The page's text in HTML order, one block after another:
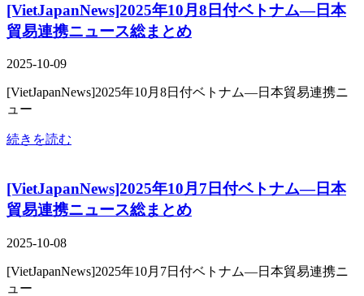
[VietJapanNews]2025年10月8日付ベトナム―日本
貿易連携ニュース総まとめ
2025-10-09
[VietJapanNews]2025年10月8日付ベトナム―日本貿易連携ニ
ュー
続きを読む
[VietJapanNews]2025年10月7日付ベトナム―日本
貿易連携ニュース総まとめ
2025-10-08
[VietJapanNews]2025年10月7日付ベトナム―日本貿易連携ニ
ュー